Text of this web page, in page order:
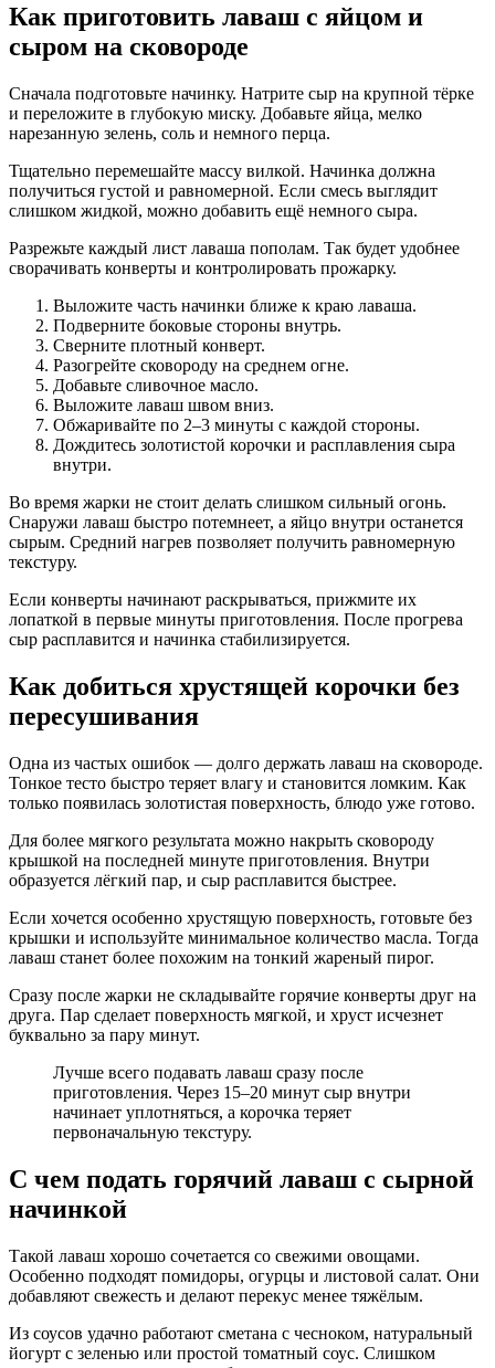
Как приготовить лаваш с яйцом и
сыром на сковороде
Сначала подготовьте начинку. Натрите сыр на крупной тёрке
и переложите в глубокую миску. Добавьте яйца, мелко
нарезанную зелень, соль и немного перца.
Тщательно перемешайте массу вилкой. Начинка должна
получиться густой и равномерной. Если смесь выглядит
слишком жидкой, можно добавить ещё немного сыра.
Разрежьте каждый лист лаваша пополам. Так будет удобнее
сворачивать конверты и контролировать прожарку.
Выложите часть начинки ближе к краю лаваша.
Подверните боковые стороны внутрь.
Сверните плотный конверт.
Разогрейте сковороду на среднем огне.
Добавьте сливочное масло.
Выложите лаваш швом вниз.
Обжаривайте по 2–3 минуты с каждой стороны.
Дождитесь золотистой корочки и расплавления сыра
внутри.
Во время жарки не стоит делать слишком сильный огонь.
Снаружи лаваш быстро потемнеет, а яйцо внутри останется
сырым. Средний нагрев позволяет получить равномерную
текстуру.
Если конверты начинают раскрываться, прижмите их
лопаткой в первые минуты приготовления. После прогрева
сыр расплавится и начинка стабилизируется.
Как добиться хрустящей корочки без
пересушивания
Одна из частых ошибок — долго держать лаваш на сковороде.
Тонкое тесто быстро теряет влагу и становится ломким. Как
только появилась золотистая поверхность, блюдо уже готово.
Для более мягкого результата можно накрыть сковороду
крышкой на последней минуте приготовления. Внутри
образуется лёгкий пар, и сыр расплавится быстрее.
Если хочется особенно хрустящую поверхность, готовьте без
крышки и используйте минимальное количество масла. Тогда
лаваш станет более похожим на тонкий жареный пирог.
Сразу после жарки не складывайте горячие конверты друг на
друга. Пар сделает поверхность мягкой, и хруст исчезнет
буквально за пару минут.
Лучше всего подавать лаваш сразу после
приготовления. Через 15–20 минут сыр внутри
начинает уплотняться, а корочка теряет
первоначальную текстуру.
С чем подать горячий лаваш с сырной
начинкой
Такой лаваш хорошо сочетается со свежими овощами.
Особенно подходят помидоры, огурцы и листовой салат. Они
добавляют свежесть и делают перекус менее тяжёлым.
Из соусов удачно работают сметана с чесноком, натуральный
йогурт с зеленью или простой томатный соус. Слишком